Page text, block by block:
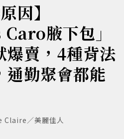
因】
腋下包」
爆賣，4種背法
通勤聚會都能
Claire／美麗佳人